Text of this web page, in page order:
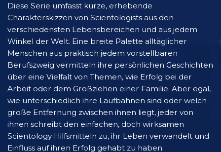
Diese Serie umfasst kurze, erhebende
Charakterskizzen von Scientologists aus den
verschiedensten Lebensbereichen und aus jedem
Winkel der Welt. Eine breite Palette alltäglicher
Menschen aus praktisch jedem vorstellbaren
Berufszweig vermitteln ihre persönlichen Geschichten
über eine Vielfalt von Themen, wie Erfolg bei der
Arbeit oder dem Großziehen einer Familie. Aber egal,
wie unterschiedlich ihre Laufbahnen sind oder welch
große Entfernung zwischen ihnen liegt, jeder von
ihnen schreibt den einfachen, doch wirksamen
Scientology Hilfsmitteln zu, ihr Leben verwandelt und
Einfluss auf ihren Erfolg gehabt zu haben.